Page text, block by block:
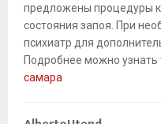
предложены процедуры
состояния запоя. При
психиатр для
Подробнее можно узнать
самара